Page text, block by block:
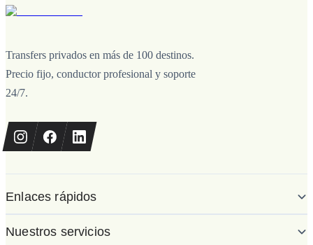
Transfers privados en más de 100 destinos.
Precio fijo, conductor profesional y soporte
24/7.
Enlaces rápidos
Nuestros servicios